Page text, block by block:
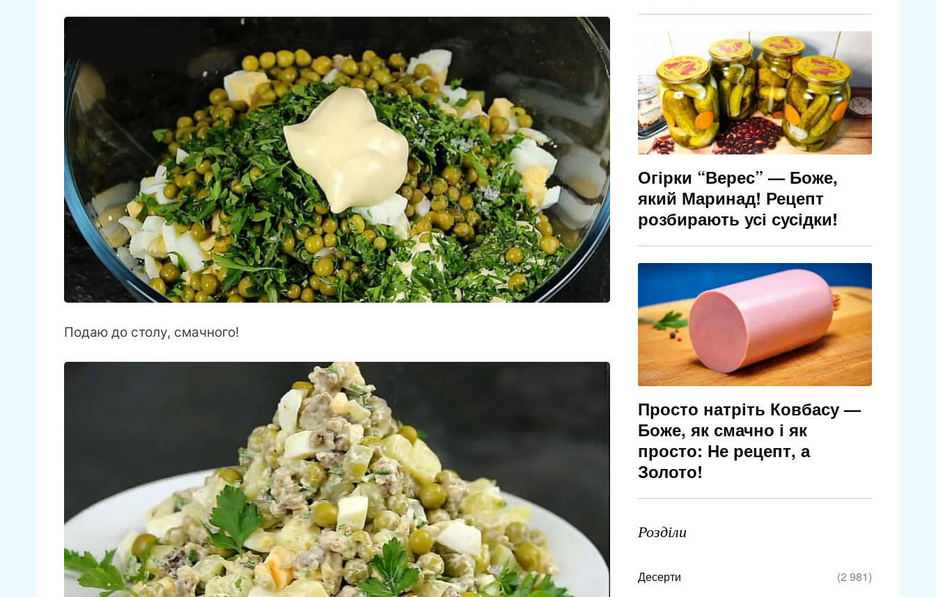
Подаю до столу, смачного!
Огірки “Верес” — Боже,
який Маринад! Рецепт
розбирають усі сусідки!
Просто натріть Ковбасу —
Боже, як смачно і як
просто: Не рецепт, а
Золото!
Розділи
Десерти
(2 981)